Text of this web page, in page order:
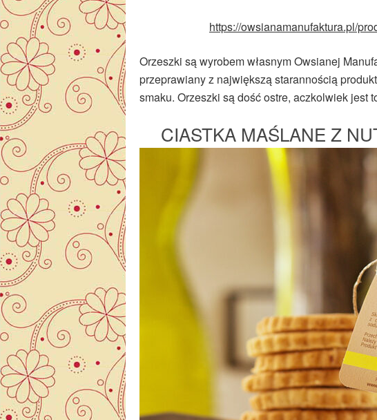
https://owsianamanufaktura.pl/
Orzeszki są wyrobem własnym Owsianej
przeprawiany z największą starannością
smaku. Orzeszki są dość ostre, aczkolwiek jest
CIASTKA MAŚLANE Z